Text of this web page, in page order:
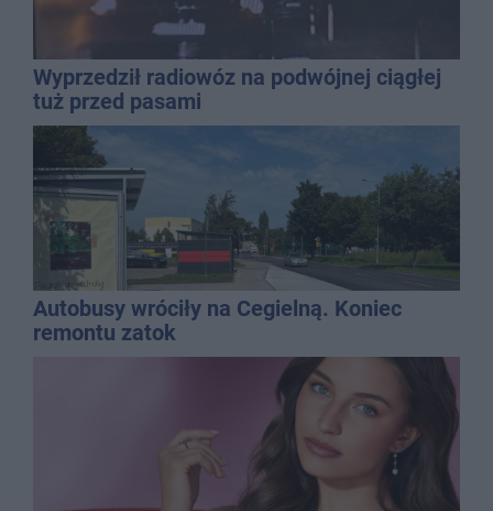
Wyprzedził radiowóz na podwójnej ciągłej
tuż przed pasami
Autobusy wróciły na Cegielną. Koniec
remontu zatok